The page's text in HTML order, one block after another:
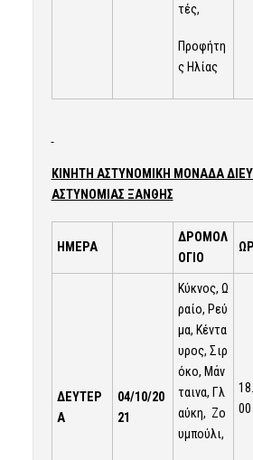
τές,
Προφήτη
ς Ηλίας
ΚΙΝΗΤΗ ΑΣΤΥΝΟΜΙΚΗ ΜΟΝΑΔΑ
ΑΣΤΥΝΟΜΙΑΣ ΞΑΝΘΗΣ
ΗΜΕΡΑ
ΔΡΟΜΟΛ
ΟΓΙΟ
ΔΕΥΤΕΡ
Α
04/10/20
21
Κύκνος, Ω
ραίο, Ρεύ
μα, Κέντα
υρος, Σιρ
όκο, Μάν
ταινα, Γλ
αύκη, Ζο
υμπούλι,
00